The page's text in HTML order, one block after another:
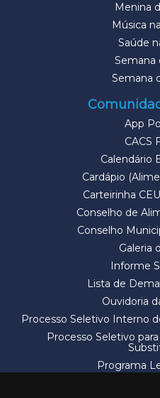
Menina
Música
Saúde
Semana
Semana
App
CACS
Calendário
Cardápio
Carteirinha
Conselho de
Conselho
Galeria
Informe
Lista de
Ouvidoria
Processo Seletivo Interno
Processo Seletivo
Programa